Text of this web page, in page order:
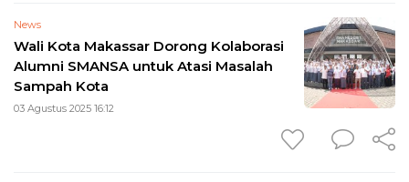
News
Wali Kota Makassar Dorong Kolaborasi
Alumni SMANSA untuk Atasi Masalah
Sampah Kota
03 Agustus 2025 16:12